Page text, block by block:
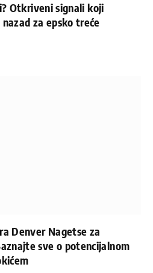
Otkriveni signali koji
za epsko treće
Denver Nagetse za
sve o potencijalnom